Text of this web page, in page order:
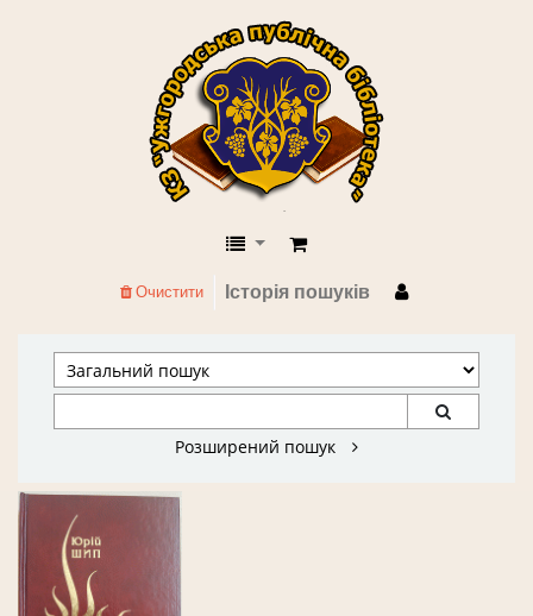
КЗ "Ужгородська публічна
Історія пошуків
Очистити
Розширений пошук